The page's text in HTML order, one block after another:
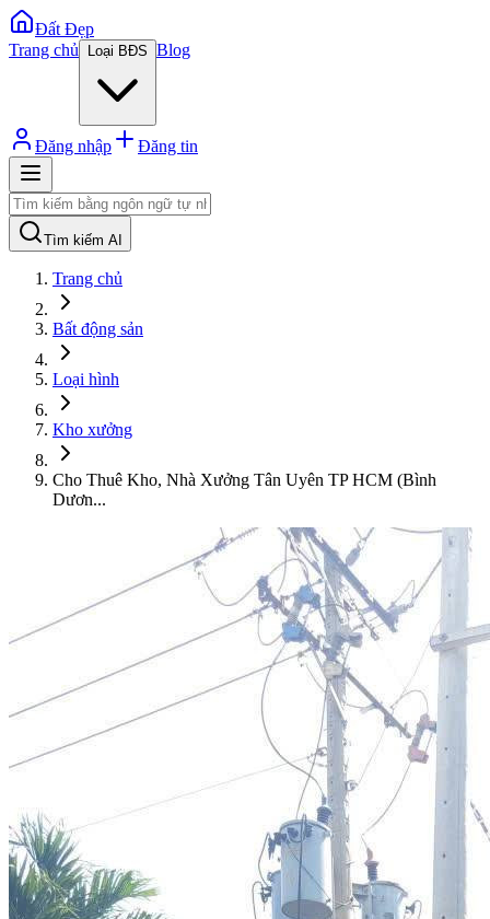
Đất Đẹp
Trang chủ
Loại BĐS Blog
Đăng nhập Đăng tin
Tìm kiếm AI
Trang chủ
Bất động sản
Loại hình
Kho xưởng
Cho Thuê Kho, Nhà Xưởng Tân Uyên TP HCM (Bình
Dươn...